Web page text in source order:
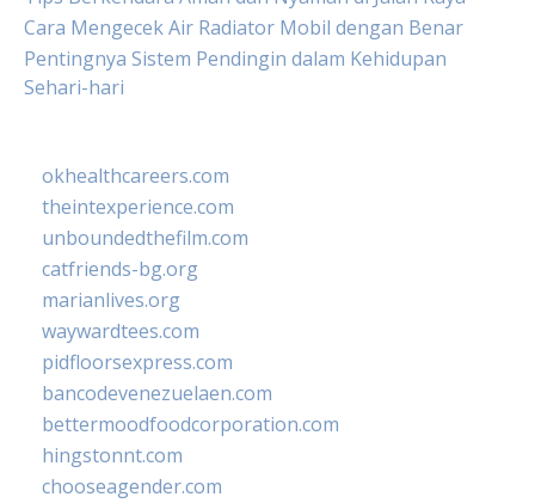
Cara Mengecek Air Radiator Mobil dengan Benar
Pentingnya Sistem Pendingin dalam Kehidupan
Sehari-hari
okhealthcareers.com
theintexperience.com
unboundedthefilm.com
catfriends-bg.org
marianlives.org
waywardtees.com
pidfloorsexpress.com
bancodevenezuelaen.com
bettermoodfoodcorporation.com
hingstonnt.com
chooseagender.com